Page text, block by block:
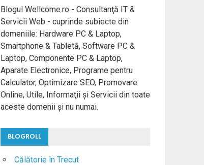
Blogul Wellcome.ro - Consultanţă IT &
Servicii Web - cuprinde subiecte din
domeniile: Hardware PC & Laptop,
Smartphone & Tabletă, Software PC &
Laptop, Componente PC & Laptop,
Aparate Electronice, Programe pentru
Calculator, Optimizare SEO, Promovare
Online, Utile, Informaţii şi Servicii din toate
aceste domenii şi nu numai.
BLOGROLL
Călătorie în Trecut